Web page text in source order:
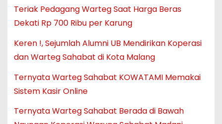
Teriak Pedagang Warteg Saat Harga Beras
Dekati Rp 700 Ribu per Karung
Keren !, Sejumlah Alumni UB Mendirikan Koperasi
dan Warteg Sahabat di Kota Malang
Ternyata Warteg Sahabat KOWATAMI Memakai
Sistem Kasir Online
Ternyata Warteg Sahabat Berada di Bawah